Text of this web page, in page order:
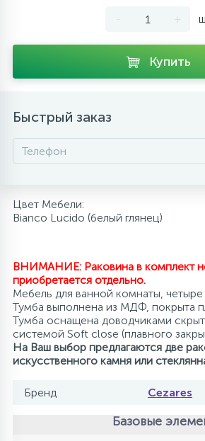
Напольные смесители
- +
Купить
Быстрый заказ
Цвет Мебели:
Bianco Lucido (белый глянец)
ВНИМАНИЕ: Раковина в комплект
приобретается отдельно.
Мебель для ванной комнаты,
Тумба выполнена из МДФ, покрыта
Тумба оснащена доводчиками
системой Soft close (плавного
На Ваш выбор предлагаются две
искусственного камня или
Бренд Cezares
Базовые